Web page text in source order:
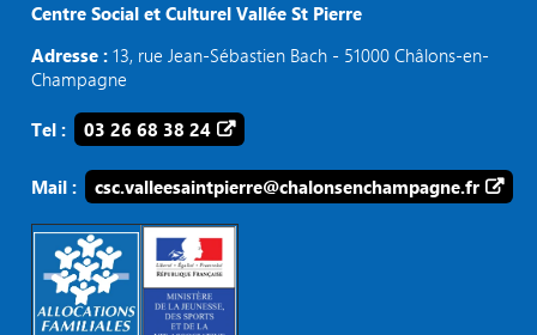
Centre Social et Culturel Vallée St Pierre
Adresse : 13, rue Jean-Sébastien Bach - 51000 Châlons-en-
Champagne
Tel : 03 26 68 38 24
Mail : csc.valleesaintpierre@chalonsenchampagne.fr